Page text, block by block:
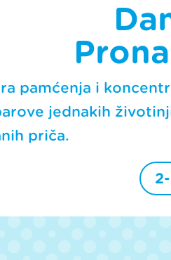
pamćenja i
jednakih
priča.